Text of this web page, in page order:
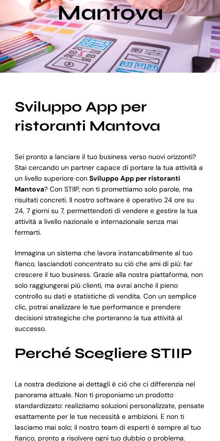
Blog
Supporto
Mantova
Sviluppo App per
ristoranti Mantova
Sei pronto a lanciare il tuo business verso nuovi orizzonti?
Stai cercando un partner capace di portare la tua attività a
un livello superiore con Sviluppo App per ristoranti
Mantova? Con STIIP, non ti promettiamo solo parole, ma
risultati concreti. Il nostro software è operativo 24 ore su
24, 7 giorni su 7, permettendoti di vendere e gestire la tua
attività a livello nazionale e internazionale senza mai
fermarti.
Immagina un sistema che lavora instancabilmente al tuo
fianco, lasciandoti concentrato su ciò che ami di più: far
crescere il tuo business. Grazie alla nostra piattaforma, non
solo raggiungerai più clienti, ma avrai anche il pieno
controllo su dati e statistiche di vendita. Con un semplice
clic, potrai analizzare le tue performance e prendere
decisioni strategiche che porteranno la tua attività al
successo.
Perché Scegliere STIIP
La nostra dedizione ai dettagli è ciò che ci differenzia nel
panorama attuale. Non ti proponiamo un prodotto
standardizzato: realizziamo soluzioni personalizzate, pensate
esattamente per le tue necessità e ambizioni. E non ti
lasciamo mai solo; il nostro team di esperti è sempre al tuo
fianco, pronto a risolvere ogni tuo dubbio o problema.